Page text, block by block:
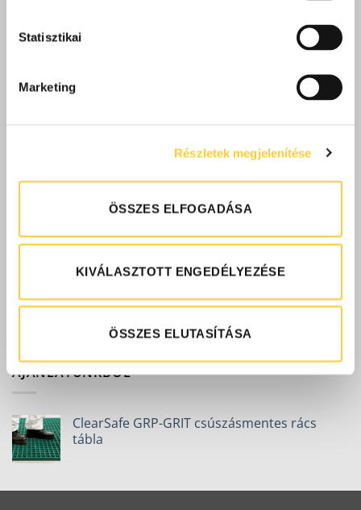
Statisztikai
Marketing
Részletek megjelenítése
ÖSSZES ELFOGADÁSA
KIVÁLASZTOTT ENGEDÉLYEZÉSE
ÖSSZES ELUTASÍTÁSA
Cleartex Lawell nagy teherbírású alumínium
NÉPSZERŰ TERMÉKEK
ClearSafe GRP-GRIT csúszásmentes rács
tábla
AJÁNLATUNKBÓL
ClearSafe GRP-GRIT csúszásmentes rács
tábla